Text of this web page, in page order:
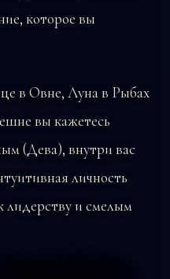
которое вы
в Овне, Луна в Рыбах
вы кажетесь
(Дева), внутри вас
личность
лидерству и смелым